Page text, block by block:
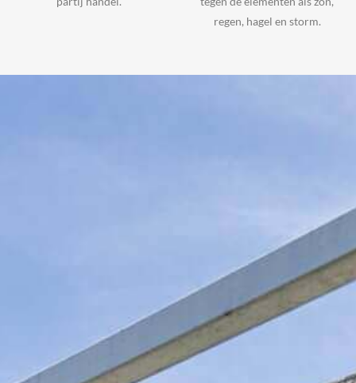
regen, hagel en storm.